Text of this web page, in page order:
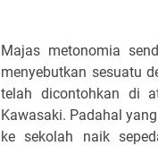
Majas metonomia
menyebutkan sesuatu
telah dicontohkan di
Kawasaki. Padahal
ke sekolah naik